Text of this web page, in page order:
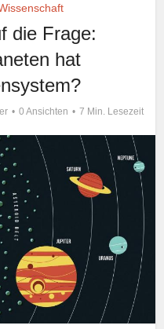
die Frage:
hat
0 Ansichten 7 Min. Lesezeit